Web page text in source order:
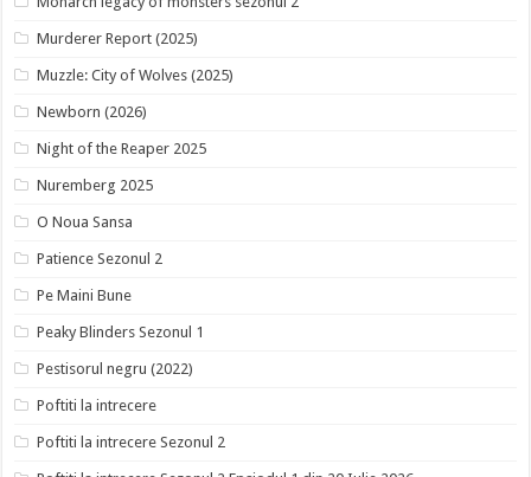
Murderer Report (2025)
Muzzle: City of Wolves (2025)
Newborn (2026)
Night of the Reaper 2025
Nuremberg 2025
O Noua Sansa
Patience Sezonul 2
Pe Maini Bune
Peaky Blinders Sezonul 1
Pestisorul negru (2022)
Poftiti la intrecere
Poftiti la intrecere Sezonul 2